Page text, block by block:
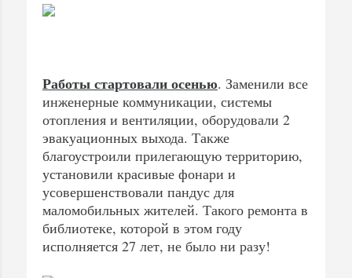
Работы стартовали осенью. Заменили все
инженерные коммуникации, системы
отопления и вентиляции, оборудовали 2
эвакуационных выхода. Также
благоустроили прилегающую территорию,
установили красивые фонари и
усовершенствовали пандус для
маломобильных жителей. Такого ремонта в
библиотеке, которой в этом году
исполняется 27 лет, не было ни разу!